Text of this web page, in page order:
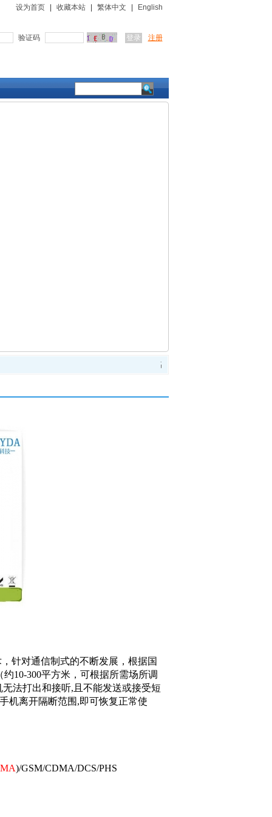
设为首页 收藏本站 繁体中文 English
验证码 注册
高考考场手机信号屏蔽器
针对通信制式的不断发展，根据国
约10-300平方米，可根据所需场所调
无法打出和接听, 且不能发送或接受短
机离开隔断范围 ,即可恢复正常使
)/GSM/CDMA/DCS/PHS